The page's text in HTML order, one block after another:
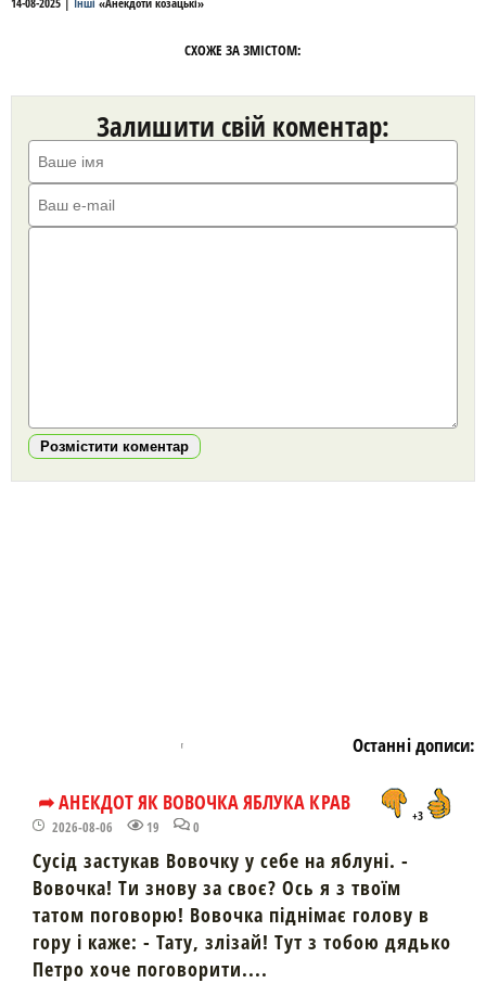
СХОЖЕ ЗА ЗМІСТОМ:
Залишити свій коментар:
Розмістити коментар
Останні дописи:
➦ АНЕКДОТ ЯК ВОВОЧКА ЯБЛУКА КРАВ
2026-08-06 19 0
+3
Сусід застукав Вовочку у себе на яблуні. -
Вовочка! Ти знову за своє? Ось я з твоїм
татом поговорю! Вовочка піднімає голову в
гору і каже: - Тату, злізай! Тут з тобою дядько
Петро хоче поговорити....